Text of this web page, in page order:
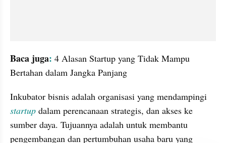
Baca juga: 4 Alasan Startup yang Tidak Mampu
Bertahan dalam Jangka Panjang
startup dalam perencanaan strategis, dan akses ke
sumber daya. Tujuannya adalah untuk membantu
pengembangan dan pertumbuhan usaha baru yang